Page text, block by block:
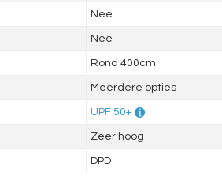
Nee
Nee
Rond 400cm
Meerdere opties
UPF 50+
Zeer hoog
DPD